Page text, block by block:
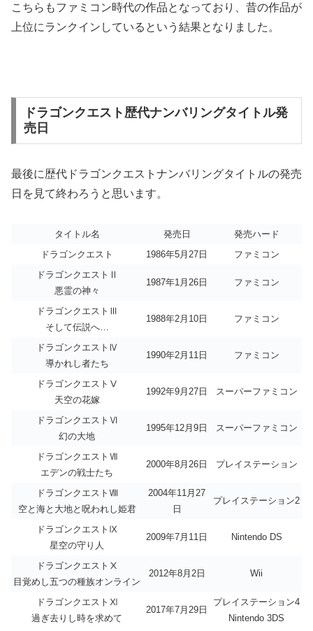
こちらもファミコン時代の作品となっており、昔の作品が
上位にランクインしているという結果となりました。
ドラゴンクエスト歴代ナンバリングタイトル発
売日
最後に歴代ドラゴンクエストナンバリングタイトルの発売
日を見て終わろうと思います。
タイトル名 発売日
発売ハード
ドラゴンクエスト
1986年5月27日
ファミコン
ドラゴンクエストⅡ
悪霊の神々
1987年1月26日 ファミコン
ドラゴンクエストⅢ
そして伝説へ…
1988年2月10日 ファミコン
ドラゴンクエストⅣ
導かれし者たち
1990年2月11日 ファミコン
ドラゴンクエストⅤ
天空の花嫁
1992年9月27日 スーパーファミコン
ドラゴンクエストⅥ
幻の大地
1995年12月9日 スーパーファミコン
ドラゴンクエストⅦ
エデンの戦士たち
2000年8月26日 プレイステーション
ドラゴンクエストⅧ
空と海と大地と呪われし姫君
2004年11月27
日
プレイステーション2
ドラゴンクエストⅨ
星空の守り人
2009年7月11日 Nintendo DS
ドラゴンクエストⅩ
目覚めし五つの種族オンライン
2012年8月2日 Wii
ドラゴンクエストⅪ
過ぎ去りし時を求めて
2017年7月29日
プレイステーション4
Nintendo 3DS